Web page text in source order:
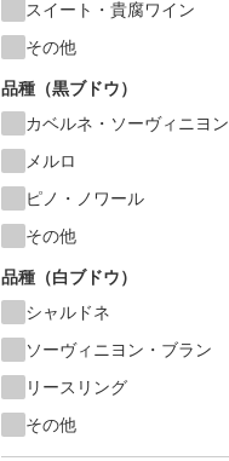
スイート・貴腐ワイン
その他
品種（黒ブドウ）
カベルネ・ソーヴィニヨン
メルロ
ピノ・ノワール
その他
品種（白ブドウ）
シャルドネ
ソーヴィニヨン・ブラン
リースリング
その他